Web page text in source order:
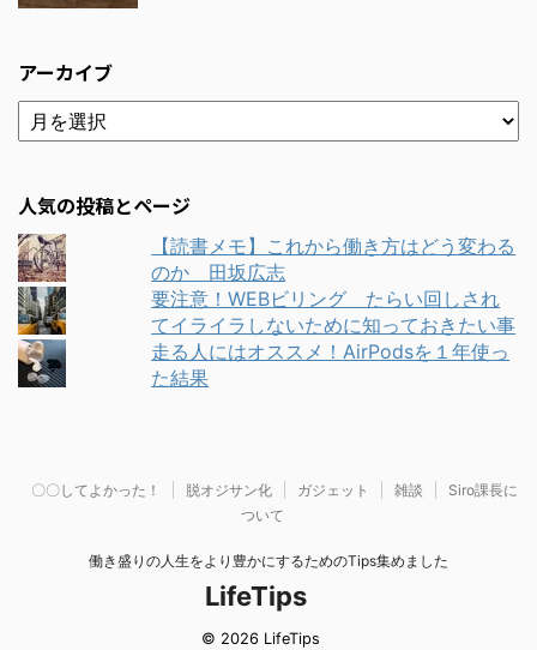
アーカイブ
人気の投稿とページ
【読書メモ】これから働き方はどう変わる
のか 田坂広志
要注意！WEBビリング たらい回しされ
てイライラしないために知っておきたい事
走る人にはオススメ！AirPodsを１年使っ
た結果
〇〇してよかった！ 脱オジサン化 ガジェット 雑談
Siro課長に
ついて
働き盛りの人生をより豊かにするためのTips集めました
LifeTips
© 2026 LifeTips